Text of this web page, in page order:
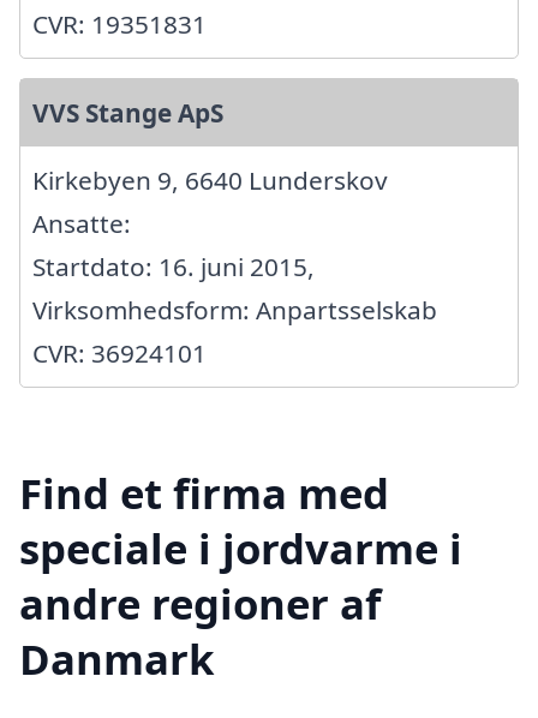
CVR: 19351831
VVS Stange ApS
Kirkebyen 9, 6640 Lunderskov
Ansatte:
Startdato: 16. juni 2015,
Virksomhedsform: Anpartsselskab
CVR: 36924101
Find et firma med
speciale i jordvarme i
andre regioner af
Danmark